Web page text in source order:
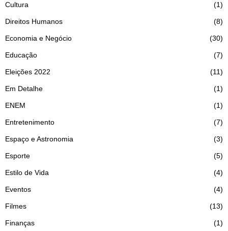
Cultura 1
Direitos Humanos 8
Economia e Negócio 30
Educação 7
Eleições 2022 11
Em Detalhe 1
ENEM 1
Entretenimento 7
Espaço e Astronomia 3
Esporte 5
Estilo de Vida 4
Eventos 4
Filmes 13
Finanças 1